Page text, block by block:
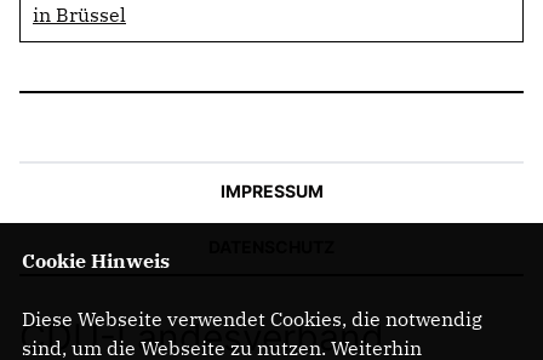
in Brüssel
IMPRESSUM
CDU-Landesverband
Cookie Hinweis
Diese Webseite verwendet Cookies, die notwendig
sind, um die Webseite zu nutzen. Weiterhin